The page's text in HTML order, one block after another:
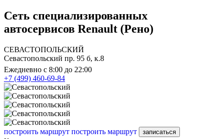
Сеть специализированных
автосервисов Renault (Рено)
СЕВАСТОПОЛЬСКИЙ
Севастопольский пр. 95 б, к.8
Ежедневно с 8:00 до 22:00
+7 (499) 460-69-84
построить маршрут построить маршрут записаться